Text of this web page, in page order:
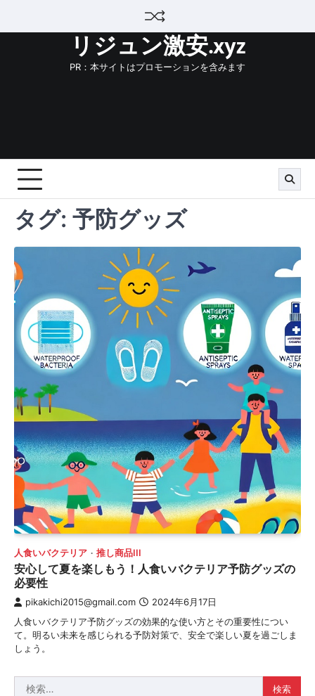
リジュン激安.xyz
PR：本サイトはプロモーションを含みます
タグ: 予防グッズ
人食いバクテリア 推し商品III
安心して夏を楽しもう！人食いバクテリア予防グッズの
必要性
pikakichi2015@gmail.com 2024年6月17日
人食いバクテリア予防グッズの効果的な使い方とその重要性につい
て。明るい未来を感じられる予防対策で、安全で楽しい夏を過ごしま
しょう。